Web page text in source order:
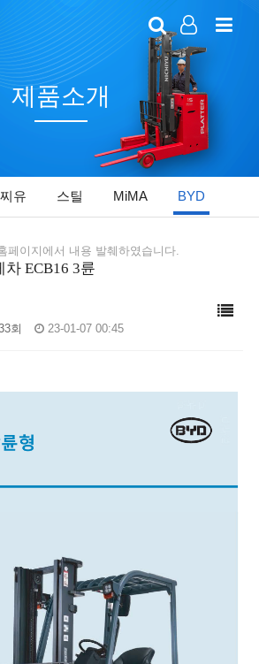
LOG IN
SIGN UP
제품소개
유 스틸 MiMA BYD
페이지에서 내용 발췌하였습니다.
ECB16 3륜
회 23-01-07 00:45